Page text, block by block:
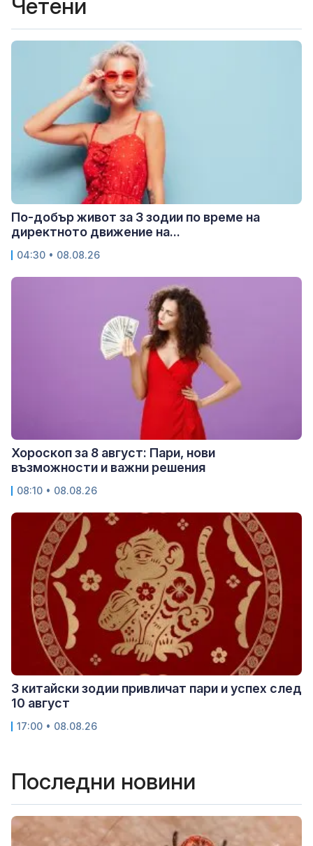
Четени
По-добър живот за 3 зодии по време на
директното движение на...
04:30 • 08.08.26
Хороскоп за 8 август: Пари, нови
възможности и важни решения
08:10 • 08.08.26
3 китайски зодии привличат пари и успех след
10 август
17:00 • 08.08.26
Последни новини